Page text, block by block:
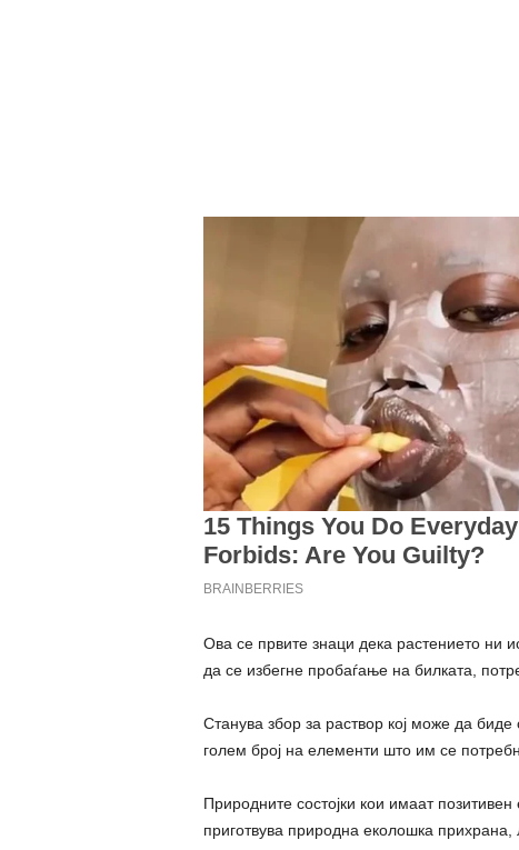
Ова се првите знаци дека растението ни
да се избегне пробаѓање на билката,
Станува збор за раствор кој може да
голем број на елементи што им се
Природните состојки кои имаат
приготвува природна еколошка прихрана,